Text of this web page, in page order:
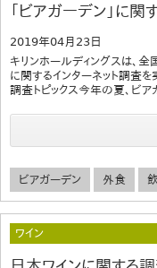
「ビアガーデン」に
2019年04月23日
キリンホールディングスは、
に関するインターネット調査
調査トピックス今年の夏、ビ
ビアガーデン 外食
ワイン